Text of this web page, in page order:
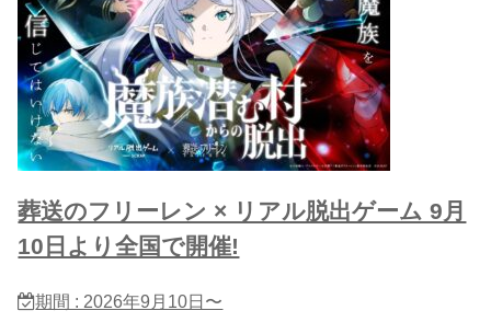
葬送のフリーレン × リアル脱出ゲーム 9月
10日より全国で開催!
期間 : 2026年9月10日〜